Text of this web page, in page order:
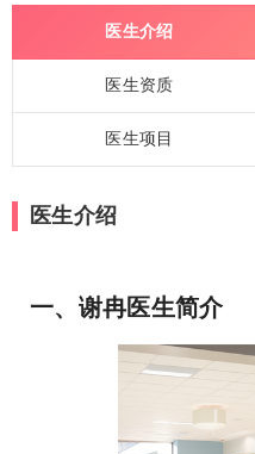
医生介绍
医生资质
医生项目
医生介绍
一、谢冉医生简介